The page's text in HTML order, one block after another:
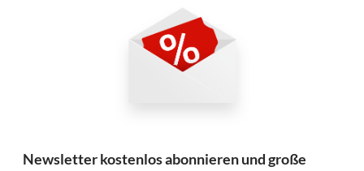
Newsletter kostenlos abonnieren und große